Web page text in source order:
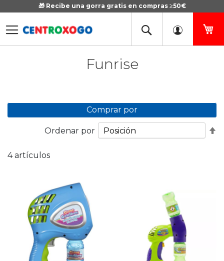
🎁 Recibe una gorra gratis en compras ≥50€
Ir
Funrise
4artículos
Ordenar por
Comprar por